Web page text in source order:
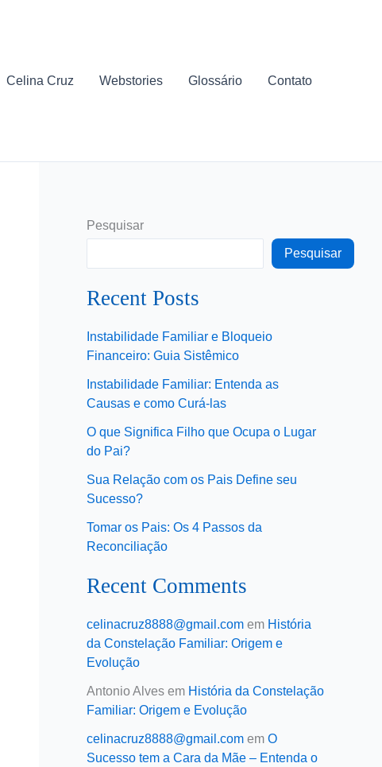
Celina Cruz Webstories Glossário Contato
Pesquisar
Pesquisar
Recent Posts
Instabilidade Familiar e Bloqueio
Financeiro: Guia Sistêmico
Instabilidade Familiar: Entenda as
Causas e como Curá-las
O que Significa Filho que Ocupa o Lugar
do Pai?
Sua Relação com os Pais Define seu
Sucesso?
Tomar os Pais: Os 4 Passos da
Reconciliação
Recent Comments
celinacruz8888@gmail.com em História
da Constelação Familiar: Origem e
Evolução
Antonio Alves em História da Constelação
Familiar: Origem e Evolução
celinacruz8888@gmail.com em O
Sucesso tem a Cara da Mãe – Entenda o